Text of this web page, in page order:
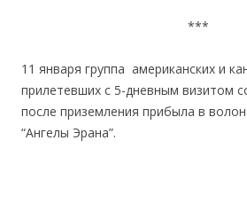
***
11 января группа американских и
прилетевших с 5-дневным визитом
после приземления прибыла в
“Ангелы Эрана”.